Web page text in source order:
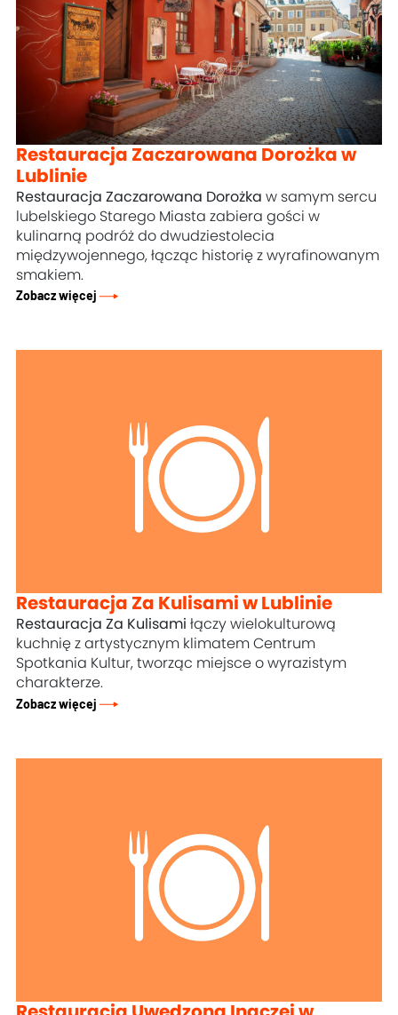
Restauracja Zaczarowana Dorożka w
Lublinie
Restauracja Zaczarowana Dorożka w samym sercu
lubelskiego Starego Miasta zabiera gości w
kulinarną podróż do dwudziestolecia
międzywojennego, łącząc historię z wyrafinowanym
smakiem.
Zobacz więcej
Restauracja Za Kulisami w Lublinie
Restauracja Za Kulisami łączy wielokulturową
kuchnię z artystycznym klimatem Centrum
Spotkania Kultur, tworząc miejsce o wyrazistym
charakterze.
Zobacz więcej